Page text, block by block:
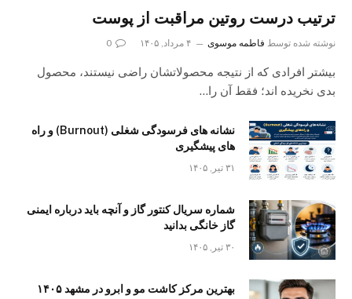
ترتیب درست روتین مراقبت از پوست
نوشته شده توسط فاطمه موسوی ۴ مرداد, ۱۴۰۵ 0
بیشتر افرادی که از نتیجه محصولاتشان راضی نیستند، محصول
بدی نخریده اند؛ فقط آن را…
نشانه های فرسودگی شغلی (Burnout) و راه
های پیشگیری
۳۱ تیر, ۱۴۰۵
شماره سریال کنتور گاز و آنچه باید درباره ایمنی
گاز خانگی بدانید
۳۰ تیر, ۱۴۰۵
بهترین مرکز کاشت مو و ابرو در مشهد ۱۴۰۵